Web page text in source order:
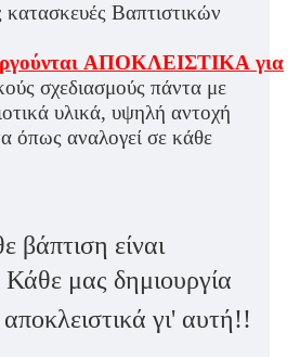
κατασκευές Βαπτιστικών
ΑΠΟΚΛΕΙΣΤΙΚΑ για
σχεδιασμούς πάντα με
υλικά, υψηλή αντοχή
όπως αναλογεί σε κάθε
βάπτιση είναι
Κάθε μας δημιουργία
γι' αυτή!!